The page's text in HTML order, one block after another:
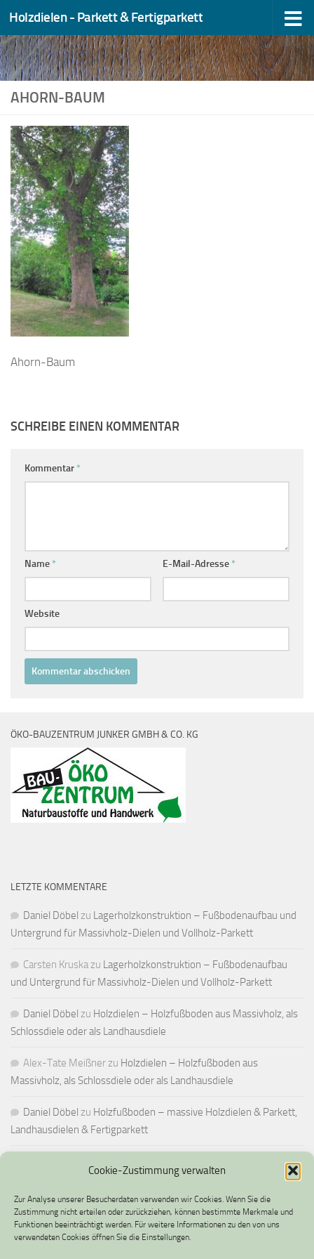
Cookie-Zustimmung verwalten
Zur Analyse unserer Besucherdaten verwenden wir Cookies. Wenn Sie die
Zustimmung nicht erteilen oder zurückziehen, können bestimmte Merkmale und
Funktionen beeinträchtigt werden. Für weitere Informationen zu den von uns
verwendeten Cookies öffnen Sie die Einstellungen.
Zum Inhalt springen
Holzdielen - Parkett & Fertigparkett
AHORN-BAUM
Ahorn-Baum
SCHREIBE EINEN KOMMENTAR
Kommentar *
Name * E-Mail-Adresse *
Website
ÖKO-BAUZENTRUM JUNKER GMBH & CO. KG
LETZTE KOMMENTARE
Daniel Döbel zu Lagerholzkonstruktion – Fußbodenaufbau und
Untergrund für Massivholz-Dielen und Vollholz-Parkett
Carsten Kruskazu Lagerholzkonstruktion – Fußbodenaufbau
und Untergrund für Massivholz-Dielen und Vollholz-Parkett
Daniel Döbel zu Holzdielen – Holzfußboden aus Massivholz, als
Schlossdiele oder als Landhausdiele
Alex-Tate Meißnerzu Holzdielen – Holzfußboden aus
Massivholz, als Schlossdiele oder als Landhausdiele
Daniel Döbel zu Holzfußboden – massive Holzdielen & Parkett,
Landhausdielen & Fertigparkett
Impressum
Datenschutz